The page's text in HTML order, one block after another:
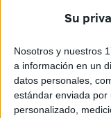
Su
Nosotros y nuestros
a información en un
datos personales,
estándar enviada por
personalizado,
miles y
servicio military a
en Ceuta. Era la
cumplir y que dejó
documentos.